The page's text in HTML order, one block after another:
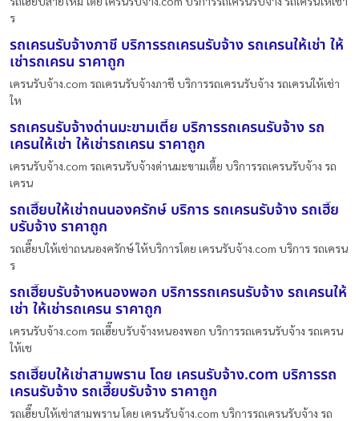
ร
รถเครนรับจ้างภาชี บริการรถเครนรับจ้าง รถเครนให้เช่า ให้
เช่ารถเครน ราคาถูก
เครนรับจ้าง.com รถเครนรับจ้างภาชี บริการรถเครนรับจ้าง รถเครนให้เช่า
ให
รถเครนรับจ้างด่านมะขามเตี้ย บริการรถเครนรับจ้าง รถ
เครนให้เช่า ให้เช่ารถเครน ราคาถูก
เครนรับจ้าง.com รถเครนรับจ้างด่านมะขามเตี้ย บริการรถเครนรับจ้าง รถ
เครน
รถเฮี๊ยบให้เช่าถนนองครักษ์ บริการ รถเครนรับจ้าง รถเฮี๊ย
บรับจ้าง ราคาถูก
รถเฮี๊ยบให้เช่าถนนองครักษ์ ให้บริการโดย เครนรับจ้าง.com บริการ รถเครน
ร
รถเฮี๊ยบรับจ้างหนองพอก บริการรถเครนรับจ้าง รถเครนให้
เช่า ให้เช่ารถเครน ราคาถูก
เครนรับจ้าง.com รถเฮี๊ยบรับจ้างหนองพอก บริการรถเครนรับจ้าง รถเครน
ให้เช
รถเฮี๊ยบให้เช่าสามพราน โดย เครนรับจ้าง.com บริการรถ
เครนรับจ้าง รถเฮี๊ยบรับจ้าง ราคาถูก
รถเฮี๊ยบให้เช่าสามพราน โดย เครนรับจ้าง.com บริการรถเครนรับจ้าง รถ